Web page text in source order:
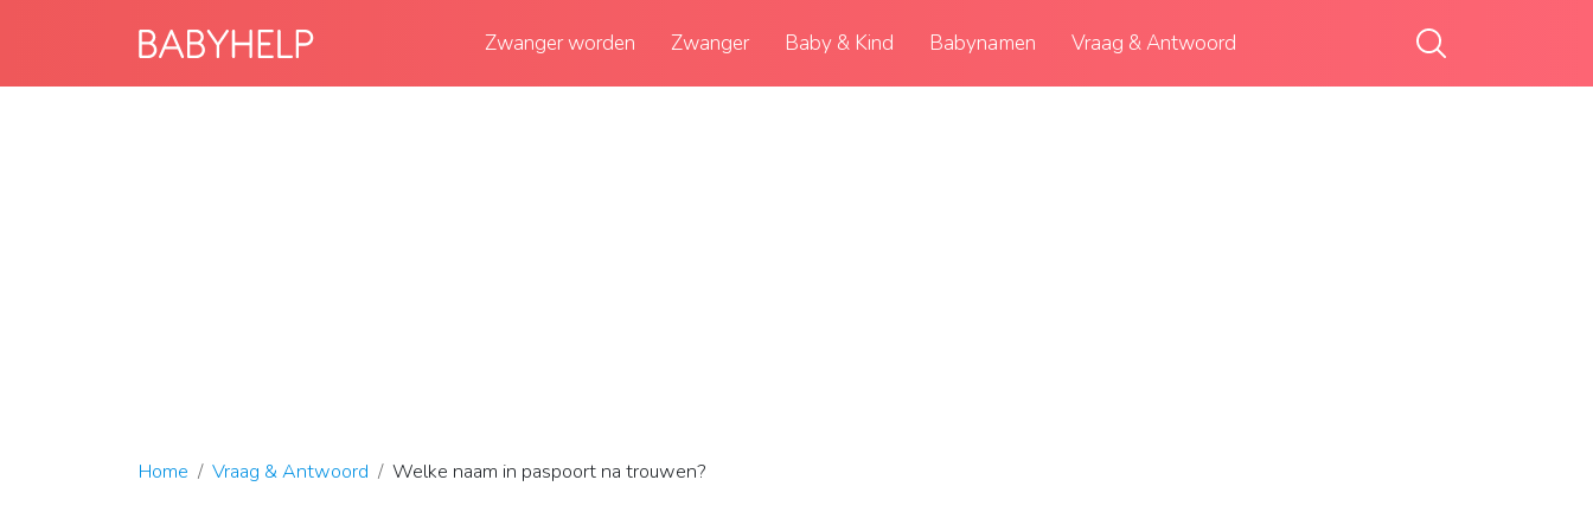
Zwanger worden Zwanger Baby & Kind Babynamen Vraag & Antwoord
Home Vraag & Antwoord Welke naam in paspoort na trouwen?